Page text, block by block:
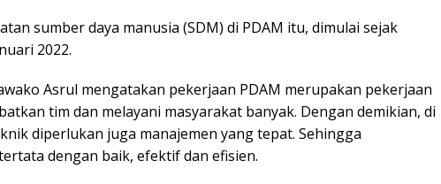
sumber daya manusia (SDM) di PDAM itu, dimulai sejak
2022.
Asrul mengatakan pekerjaan PDAM merupakan pekerjaan
tim dan melayani masyarakat banyak. Dengan demikian, di
diperlukan juga manajemen yang tepat. Sehingga
dengan baik, efektif dan efisien.